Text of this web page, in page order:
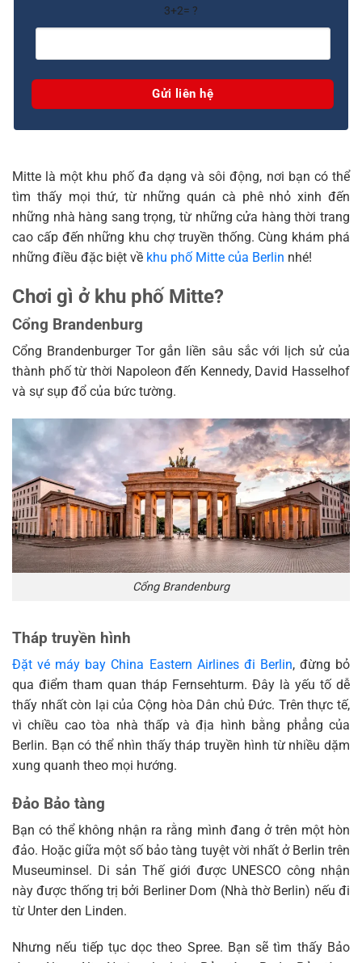
3+2= ?
Mitte là một khu phố đa dạng và sôi động, nơi bạn có thể
tìm thấy mọi thứ, từ những quán cà phê nhỏ xinh đến
những nhà hàng sang trọng, từ những cửa hàng thời trang
cao cấp đến những khu chợ truyền thống. Cùng khám phá
những điều đặc biệt về khu phố Mitte của Berlin nhé!
Chơi gì ở khu phố Mitte?
Cổng Brandenburg
Cổng Brandenburger Tor gắn liền sâu sắc với lịch sử của
thành phố từ thời Napoleon đến Kennedy, David Hasselhof
và sự sụp đổ của bức tường.
Cổng Brandenburg
Tháp truyền hình
Đặt vé máy bay China Eastern Airlines đi Berlin, đừng bỏ
qua điểm tham quan tháp Fernsehturm. Đây là yếu tố dễ
thấy nhất còn lại của Cộng hòa Dân chủ Đức. Trên thực tế,
vì chiều cao tòa nhà thấp và địa hình bằng phẳng của
Berlin. Bạn có thể nhìn thấy tháp truyền hình từ nhiều dặm
xung quanh theo mọi hướng.
Đảo Bảo tàng
Bạn có thể không nhận ra rằng mình đang ở trên một hòn
đảo. Hoặc giữa một số bảo tàng tuyệt vời nhất ở Berlin trên
Museuminsel. Di sản Thế giới được UNESCO công nhận
này được thống trị bởi Berliner Dom (Nhà thờ Berlin) nếu đi
từ Unter den Linden.
Nhưng nếu tiếp tục dọc theo Spree. Bạn sẽ tìm thấy Bảo